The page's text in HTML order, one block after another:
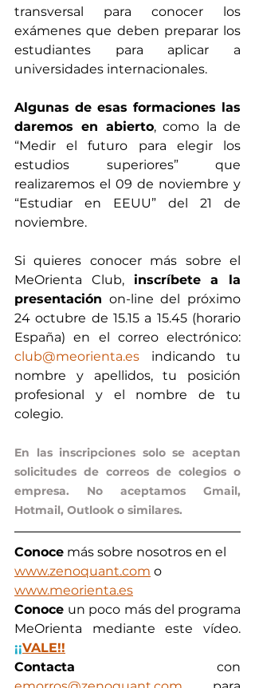
transversal para conocer los
exámenes que deben preparar los
estudiantes para aplicar a
universidades internacionales.
Algunas de esas formaciones las
daremos en abierto, como la de
“Medir el futuro para elegir los
estudios superiores” que
realizaremos el 09 de noviembre y
“Estudiar en EEUU” del 21 de
noviembre.
Si quieres conocer más sobre el
MeOrienta Club, inscríbete a la
presentación on-line del próximo
24 octubre de 15.15 a 15.45 (horario
club@meorienta.es indicando tu
nombre y apellidos, tu posición
profesional y el nombre de tu
colegio.
En las inscripciones solo se aceptan
solicitudes de correos de colegios o
empresa. No aceptamos Gmail,
Hotmail, Outlook o similares.
Conoce más sobre nosotros en el
www.zenoquant.com o
www.meorienta.es
Conoce un poco más del programa
¡¡VALE!!
Contacta